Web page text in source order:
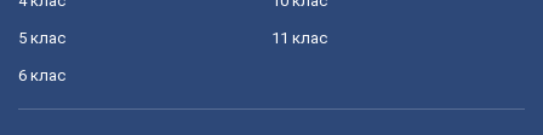
5 клас
6 клас
11 клас